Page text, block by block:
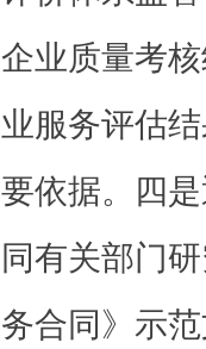
企业质量考
业服务评估
要依据。四
同有关部门
务合同》示